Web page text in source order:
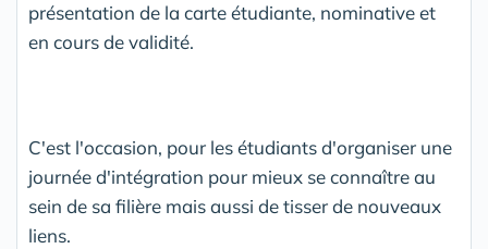
présentation de la carte étudiante, nominative et
en cours de validité.
C'est l'occasion, pour les étudiants d'organiser une
journée d'intégration pour mieux se connaître au
sein de sa filière mais aussi de tisser de nouveaux
liens.